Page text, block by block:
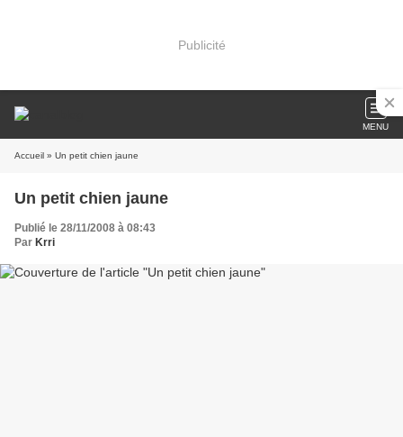
Publicité
MENU
Accueil » Un petit chien jaune
Un petit chien jaune
Publié le 28/11/2008 à 08:43
Par Krri